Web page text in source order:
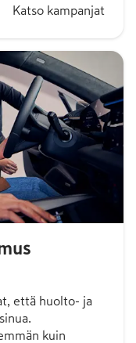
Katso kampanjat
että huolto- ja
kuin